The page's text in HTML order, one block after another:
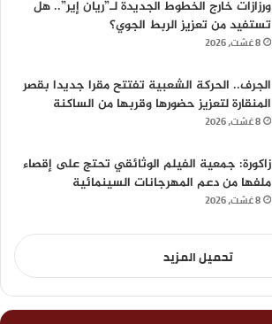
ورزازات خارج الخطوط الجديدة لـ”ريان إير”.. هل
تستفيد من تعزيز الربط الجوي؟
8 غشت، 2026
الجرف.. الحركة الشعبية تفتتح مقرا جديدا بقصر
المنقارة لتعزيز حضورها وقربها من الساكنة
8 غشت، 2026
زاكورة: جمعية الفيلم الوثائقي تحتج على إقصاء
ملفها من دعم المهرجانات السينمائية
8 غشت، 2026
تحميل المزيد